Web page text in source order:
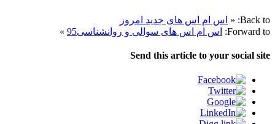
Back to:
« اس ام اس های جدید امروز
Forward to:
اس ام اس های سوالی و روانشناسی95 »
Send this article to your social site